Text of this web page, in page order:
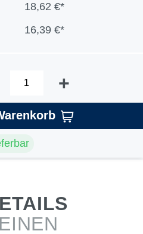
18,62 €*
16,39 €*
+